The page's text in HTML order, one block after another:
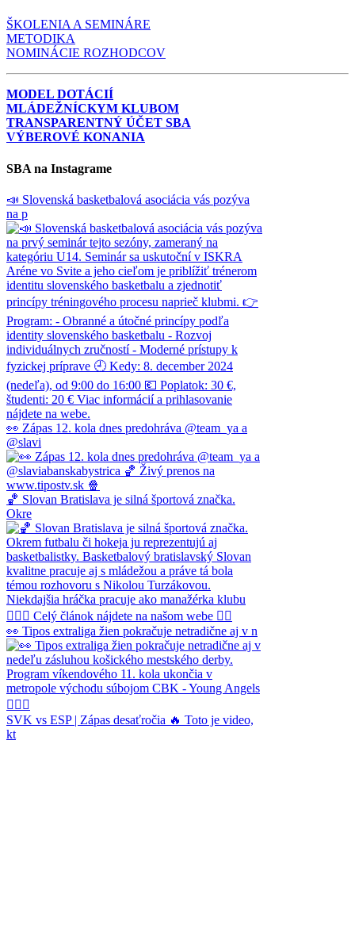
ŠKOLENIA A SEMINÁRE
METODIKA
NOMINÁCIE ROZHODCOV
MODEL DOTÁCIÍ
MLÁDEŽNÍCKYM KLUBOM
TRANSPARENTNÝ ÚČET SBA
VÝBEROVÉ KONANIA
SBA na Instagrame
📣 Slovenská basketbalová asociácia vás pozýva
na p
👀 Zápas 12. kola dnes predohráva @team_ya a
@slavi
🏀 Slovan Bratislava je silná športová značka.
Okre
👀 Tipos extraliga žien pokračuje netradične aj v n
SVK vs ESP | Zápas desaťročia 🔥 Toto je video,
kt